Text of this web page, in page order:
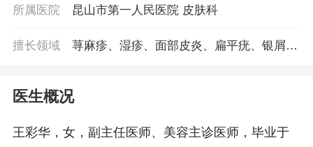
所属医院 昆山市第一人民医院 皮肤科
擅长领域
荨麻疹、湿疹、面部皮炎、扁平疣、银屑
医生概况
王彩华，女，副主任医师、美容主诊医师，毕业于